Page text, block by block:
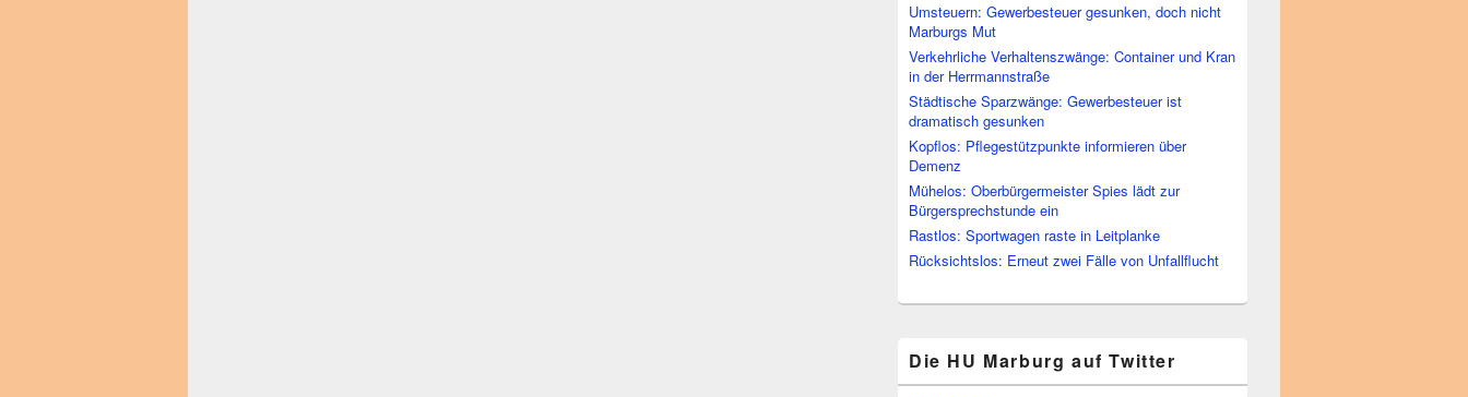
Umsteuern: Gewerbesteuer gesunken, doch nicht
Marburgs Mut
Verkehrliche Verhaltenszwänge: Container und Kran
in der Herrmannstraße
Städtische Sparzwänge: Gewerbesteuer ist
dramatisch gesunken
Kopflos: Pflegestützpunkte informieren über
Demenz
Mühelos: Oberbürgermeister Spies lädt zur
Bürgersprechstunde ein
Rastlos: Sportwagen raste in Leitplanke
Rücksichtslos: Erneut zwei Fälle von Unfallflucht
Die HU Marburg auf Twitter